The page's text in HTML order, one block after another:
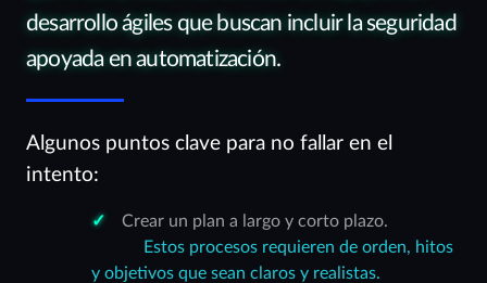
desarrollo ágiles que buscan incluir la seguridad
apoyada en automatización.
Algunos puntos clave para no fallar en el
intento:
Crear un plan a largo y corto plazo.
Estos procesos requieren de orden, hitos
y objetivos que sean claros y realistas.